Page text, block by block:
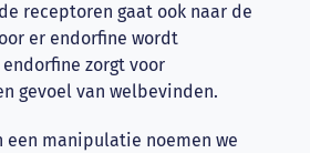
receptoren gaat ook naar de
er endorfine wordt
zorgt voor
gevoel van welbevinden.
een manipulatie noemen we